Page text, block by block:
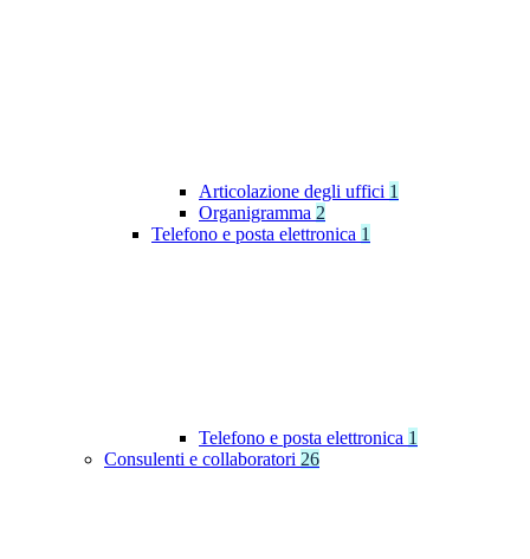
Articolazione degli uffici 1
Organigramma 2
Telefono e posta elettronica 1
Telefono e posta elettronica 1
Consulenti e collaboratori 26